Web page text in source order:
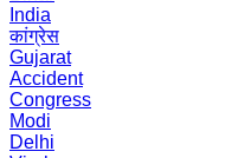
India
कांग्रेस
Gujarat
Accident
Congress
Modi
Delhi